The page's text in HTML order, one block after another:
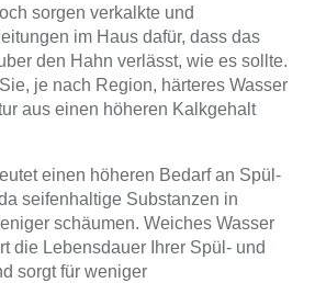
sorgen verkalkte und
im Haus dafür, dass das
den Hahn verlässt, wie es sollte.
je nach Region, härteres Wasser
aus einen höheren Kalkgehalt
einen höheren Bedarf an Spül-
seifenhaltige Substanzen in
schäumen. Weiches Wasser
die Lebensdauer Ihrer Spül- und
sorgt für weniger